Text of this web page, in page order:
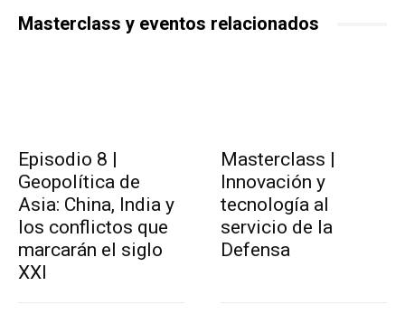
Masterclass y eventos relacionados
Episodio 8 |
Geopolítica de
Asia: China, India y
los conflictos que
marcarán el siglo
XXI
Masterclass |
Innovación y
tecnología al
servicio de la
Defensa